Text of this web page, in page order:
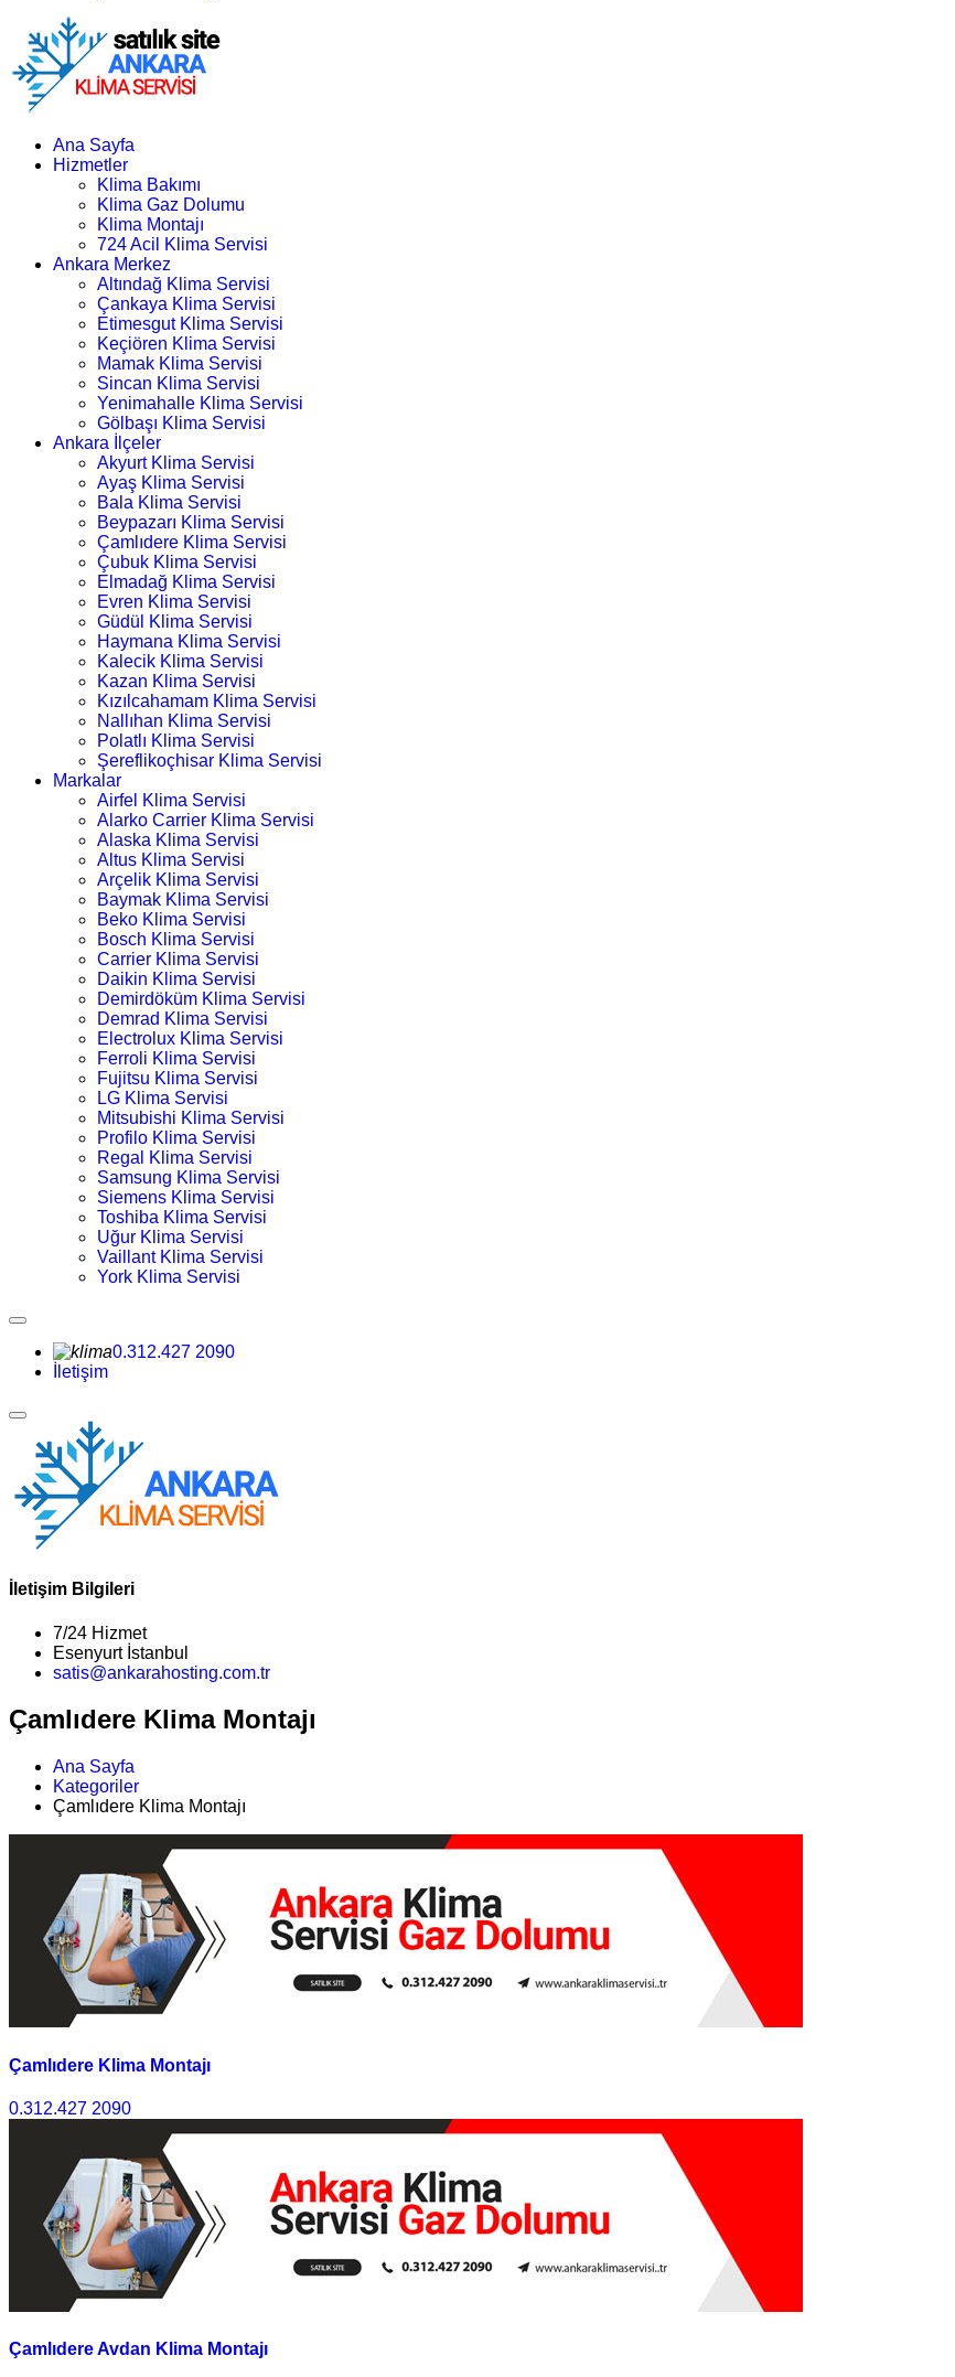
Ana Sayfa
Hizmetler
Klima Bakımı
Klima Gaz Dolumu
Klima Montajı
724 Acil Klima Servisi
Ankara Merkez
Altındağ Klima Servisi
Çankaya Klima Servisi
Etimesgut Klima Servisi
Keçiören Klima Servisi
Mamak Klima Servisi
Sincan Klima Servisi
Yenimahalle Klima Servisi
Gölbaşı Klima Servisi
Ankara İlçeler
Akyurt Klima Servisi
Ayaş Klima Servisi
Bala Klima Servisi
Beypazarı Klima Servisi
Çamlıdere Klima Servisi
Çubuk Klima Servisi
Elmadağ Klima Servisi
Evren Klima Servisi
Güdül Klima Servisi
Haymana Klima Servisi
Kalecik Klima Servisi
Kazan Klima Servisi
Kızılcahamam Klima Servisi
Nallıhan Klima Servisi
Polatlı Klima Servisi
Şereflikoçhisar Klima Servisi
Markalar
Airfel Klima Servisi
Alarko Carrier Klima Servisi
Alaska Klima Servisi
Altus Klima Servisi
Arçelik Klima Servisi
Baymak Klima Servisi
Beko Klima Servisi
Bosch Klima Servisi
Carrier Klima Servisi
Daikin Klima Servisi
Demirdöküm Klima Servisi
Demrad Klima Servisi
Electrolux Klima Servisi
Ferroli Klima Servisi
Fujitsu Klima Servisi
LG Klima Servisi
Mitsubishi Klima Servisi
Profilo Klima Servisi
Regal Klima Servisi
Samsung Klima Servisi
Siemens Klima Servisi
Toshiba Klima Servisi
Uğur Klima Servisi
Vaillant Klima Servisi
York Klima Servisi
0.312.427 2090
İletişim
İletişim Bilgileri
7/24 Hizmet
Esenyurt İstanbul
satis@ankarahosting.com.tr
Çamlıdere Klima Montajı
Ana Sayfa
Kategoriler
Çamlıdere Klima Montajı
Çamlıdere Klima Montajı
0.312.427 2090
Çamlıdere Avdan Klima Montajı